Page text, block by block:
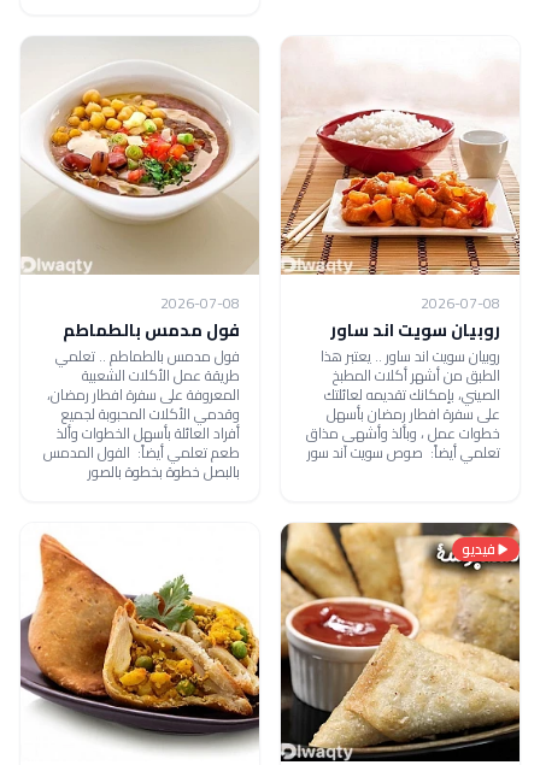
2026-07-08
روبيان سويت اند ساور
روبيان سويت اند ساور .. يعتبر هذا
الطبق من أشهر أكلات المطبخ
الصيني، بإمكانك تقديمه لعائلتك
على سفرة افطار رمضان بأسهل
خطوات عمل ، وبألذ وأشهى مذاق
تعلمي أيضاً: صوص سويت آند سور
2026-07-08
فول مدمس بالطماطم
فول مدمس بالطماطم .. تعلمي
طريقة عمل الأكلات الشعبية
المعروفة على سفرة افطار رمضان،
وقدمي الأكلات المحبوبة لجميع
أفراد العائلة بأسهل الخطوات وألذ
طعم تعلمي أيضاً: الفول المدمس
بالبصل خطوة بخطوة بالصور
فيديو